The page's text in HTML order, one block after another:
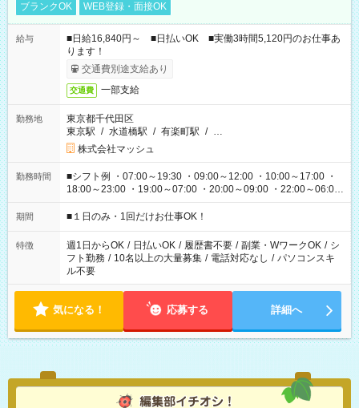
ブランクOK
WEB登録・面接OK
給与
■日給16,840円～ ■日払いOK ■実働3時間5,120円のお仕事あ
ります！
交通費別途支給あり
交通費 一部支給
勤務地
東京都千代田区
東京駅 / 水道橋駅 / 有楽町駅 / …
株式会社マッシュ
勤務時間
■シフト例 ・07:00～19:30 ・09:00～12:00 ・10:00～17:00 ・
18:00～23:00 ・19:00～07:00 ・20:00～09:00 ・22:00～06:00
etc ★最短で3時間で5,120円のお仕事から 15時間で2万円近く稼
げるお仕事も！ ご希望のお時間に合わせてご紹介！ ※シフトは
ください！
期間 ■１日のみ・1回だけお仕事OK！
特徴 週1日からOK / 日払いOK / 履歴書不要 / 副業・WワークOK / シ
フト勤務 / 10名以上の大量募集 / 電話対応なし / パソコンスキ
ル不要
気になる！ 応募する 詳細へ